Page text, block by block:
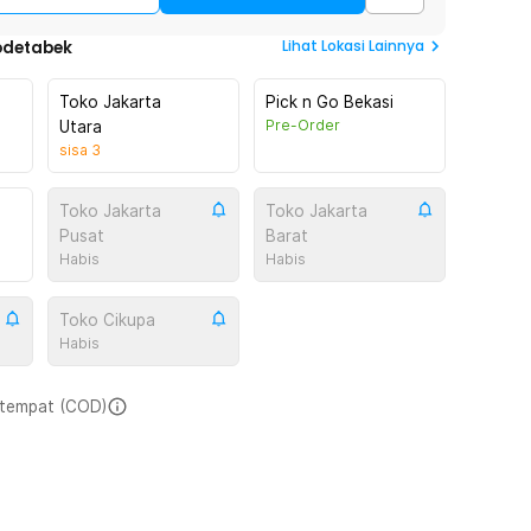
Lihat Lokasi Lainnya
Toko Jakarta
Utara
sisa 3
Pick n Go Bekasi
Pre-Order
Toko Jakarta
Pusat
Habis
Toko Jakarta
Barat
Habis
Toko Cikupa
Habis
(COD)